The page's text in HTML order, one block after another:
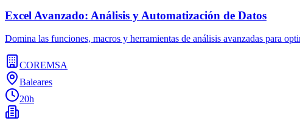
Excel Avanzado: Análisis y Automatización de Datos
Domina las funciones, macros y herramientas de análisis avanzadas para
COREMSA
Baleares
20h